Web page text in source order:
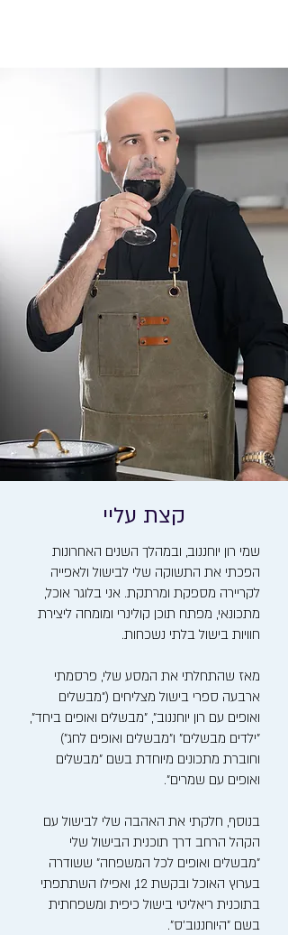
קצת עליי
שמי רון יוחננוב, ובמהלך השנים האחרונות
הפכתי את התשוקה שלי לבישול ולאפייה
לקריירה מספקת ומרתקת. אני בלוגר אוכל,
מתכונאי, מפתח תוכן קולינרי ומומחה ליצירת
חוויות בישול בלתי נשכחות.
מאז שהתחלתי את המסע שלי, פרסמתי
ארבעה ספרי בישול מצליחים ("מבשלים
ואופים עם רון יוחננוב", "מבשלים ואופים ביחד",
"ילדים מבשלים" ו"מבשלים ואופים לחג")
וחוברת מתכונים מיוחדת בשם "מבשלים
ואופים עם שמרים".
בנוסף, חלקתי את האהבה שלי לבישול עם
הקהל הרחב דרך תוכנית הבישול שלי
"מבשלים ואופים לכל המשפחה" ששודרה
בערוץ האוכל ובקשת 12, ואפילו השתתפתי
בתוכנית ריאליטי בישול כיפית ומשפחתית
בשם "היוחננוב'ס".